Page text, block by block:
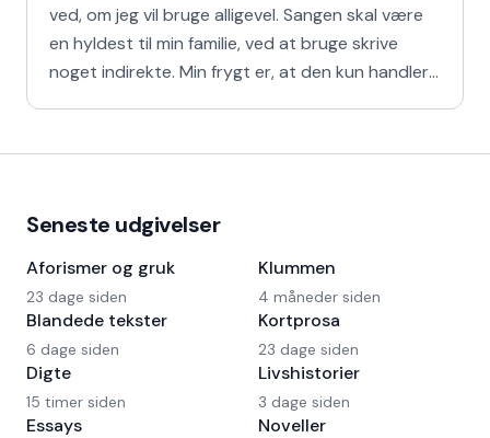
ved, om jeg vil bruge alligevel. Sangen skal være
en hyldest til min familie, ved at bruge skrive
noget indirekte. Min frygt er, at den kun handler
Seneste udgivelser
Aforismer og gruk
23 dage siden
Blandede tekster
6 dage siden
Digte
15 timer siden
Essays
Klummen
4 måneder siden
Kortprosa
23 dage siden
Livshistorier
3 dage siden
Noveller